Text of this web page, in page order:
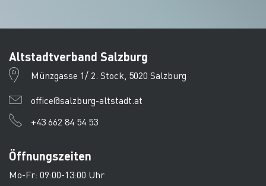
Altstadtverband Salzburg
Münzgasse 1/ 2. Stock, 5020 Salzburg
office@salzburg-altstadt.at
+43 662 84 54 53
Öffnungszeiten
Mo-Fr: 09:00-13:00 Uhr